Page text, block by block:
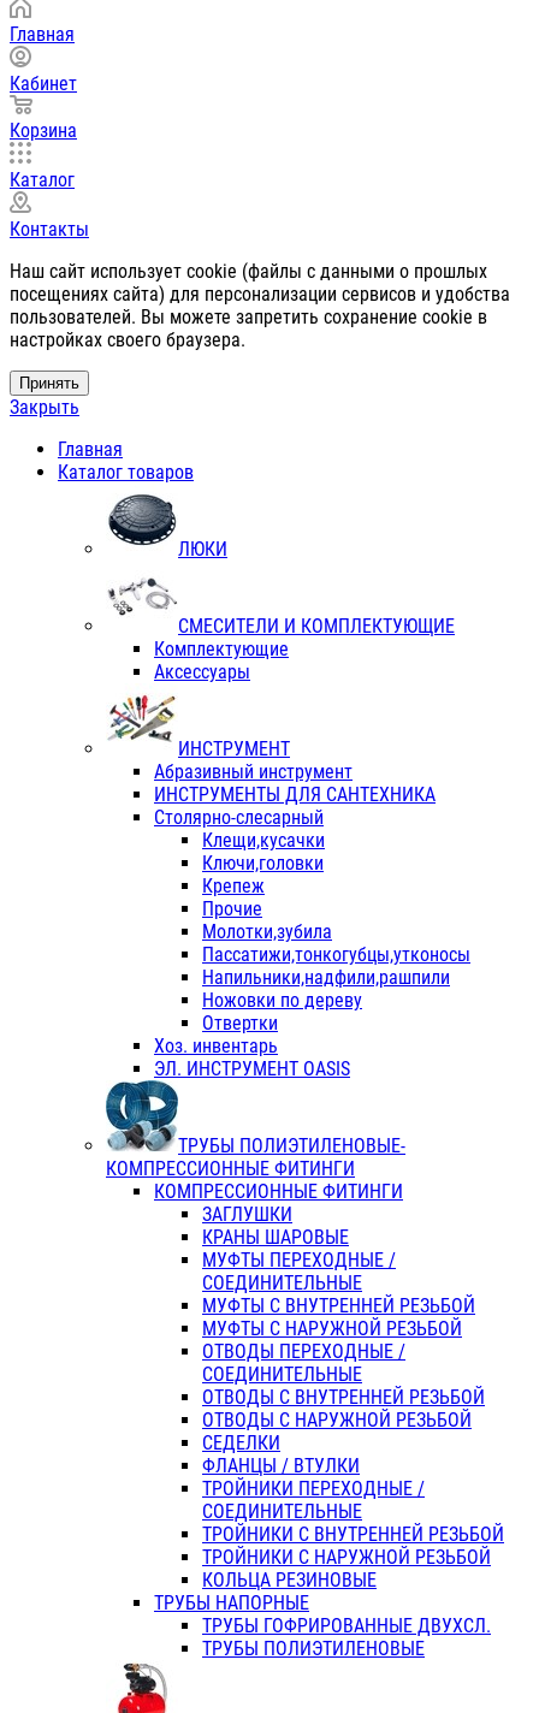
Главная
Кабинет
Корзина
Каталог
Контакты
Наш сайт использует cookie (файлы с данными о прошлых
посещениях сайта) для персонализации сервисов и удобства
пользователей. Вы можете запретить сохранение cookie в
настройках своего браузера.
Принять
Закрыть
Главная
Каталог товаров
ЛЮКИ
СМЕСИТЕЛИ И КОМПЛЕКТУЮЩИЕ
Комплектующие
Аксессуары
ИНСТРУМЕНТ
Абразивный инструмент
ИНСТРУМЕНТЫ ДЛЯ САНТЕХНИКА
Столярно-слесарный
Клещи,кусачки
Ключи,головки
Крепеж
Прочие
Молотки,зубила
Пассатижи,тонкогубцы,утконосы
Напильники,надфили,рашпили
Ножовки по дереву
Отвертки
Хоз. инвентарь
ЭЛ. ИНСТРУМЕНТ OASIS
ТРУБЫ ПОЛИЭТИЛЕНОВЫЕ-
КОМПРЕССИОННЫЕ ФИТИНГИ
КОМПРЕССИОННЫЕ ФИТИНГИ
ЗАГЛУШКИ
КРАНЫ ШАРОВЫЕ
МУФТЫ ПЕРЕХОДНЫЕ /
СОЕДИНИТЕЛЬНЫЕ
МУФТЫ С ВНУТРЕННЕЙ РЕЗЬБОЙ
МУФТЫ С НАРУЖНОЙ РЕЗЬБОЙ
ОТВОДЫ ПЕРЕХОДНЫЕ /
СОЕДИНИТЕЛЬНЫЕ
ОТВОДЫ С ВНУТРЕННЕЙ РЕЗЬБОЙ
ОТВОДЫ С НАРУЖНОЙ РЕЗЬБОЙ
СЕДЕЛКИ
ФЛАНЦЫ / ВТУЛКИ
ТРОЙНИКИ ПЕРЕХОДНЫЕ /
СОЕДИНИТЕЛЬНЫЕ
ТРОЙНИКИ С ВНУТРЕННЕЙ РЕЗЬБОЙ
ТРОЙНИКИ С НАРУЖНОЙ РЕЗЬБОЙ
КОЛЬЦА РЕЗИНОВЫЕ
ТРУБЫ НАПОРНЫЕ
ТРУБЫ ГОФРИРОВАННЫЕ ДВУХСЛ.
ТРУБЫ ПОЛИЭТИЛЕНОВЫЕ